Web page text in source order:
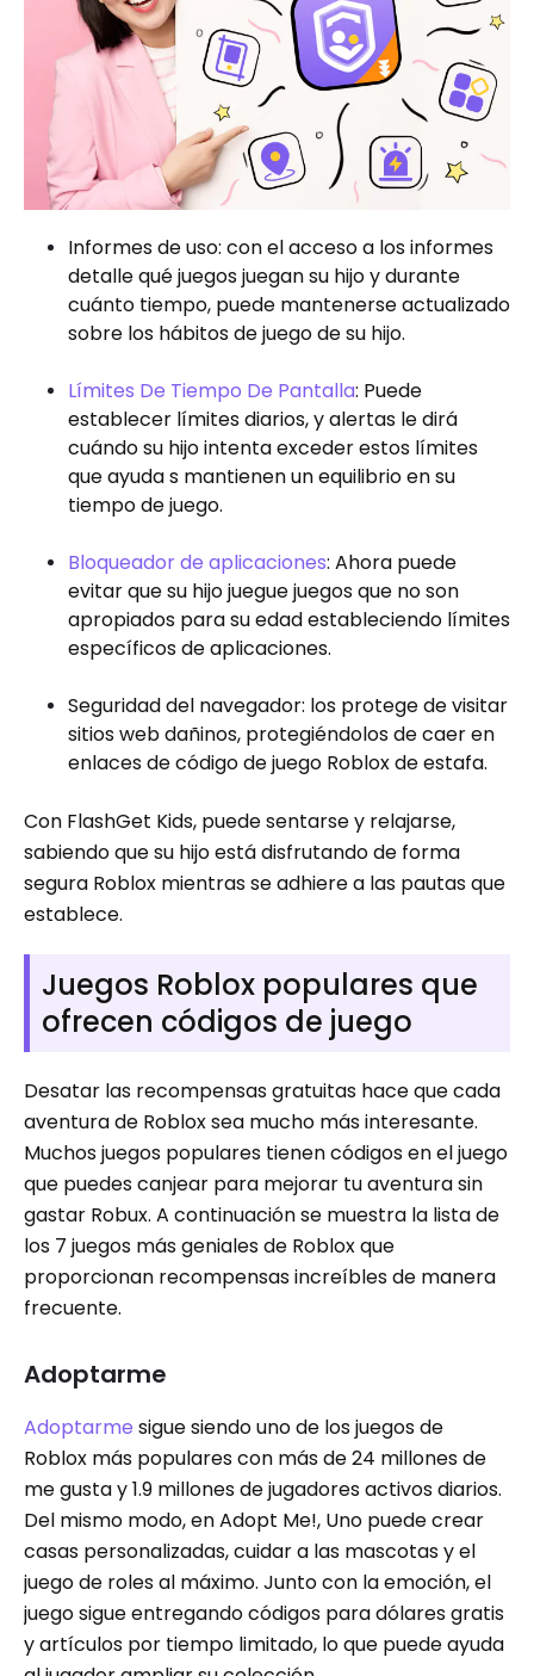
Informes de uso: con el acceso a los informes
detalle qué juegos juegan su hijo y durante
cuánto tiempo, puede mantenerse actualizado
sobre los hábitos de juego de su hijo.
Límites De Tiempo De Pantalla: Puede
establecer límites diarios, y alertas le dirá
cuándo su hijo intenta exceder estos límites
que ayuda s mantienen un equilibrio en su
tiempo de juego.
Bloqueador de aplicaciones: Ahora puede
evitar que su hijo juegue juegos que no son
apropiados para su edad estableciendo límites
específicos de aplicaciones.
Seguridad del navegador: los protege de visitar
sitios web dañinos, protegiéndolos de caer en
enlaces de código de juego Roblox de estafa.
Con FlashGet Kids, puede sentarse y relajarse,
sabiendo que su hijo está disfrutando de forma
segura Roblox mientras se adhiere a las pautas que
establece.
Juegos Roblox populares que
ofrecen códigos de juego
Desatar las recompensas gratuitas hace que cada
aventura de Roblox sea mucho más interesante.
Muchos juegos populares tienen códigos en el juego
que puedes canjear para mejorar tu aventura sin
gastar Robux. A continuación se muestra la lista de
los 7 juegos más geniales de Roblox que
proporcionan recompensas increíbles de manera
frecuente.
Adoptarme
Adoptarme sigue siendo uno de los juegos de
Roblox más populares con más de 24 millones de
me gusta y 1.9 millones de jugadores activos diarios.
Del mismo modo, en Adopt Me!, Uno puede crear
casas personalizadas, cuidar a las mascotas y el
juego de roles al máximo. Junto con la emoción, el
juego sigue entregando códigos para dólares gratis
y artículos por tiempo limitado, lo que puede ayuda